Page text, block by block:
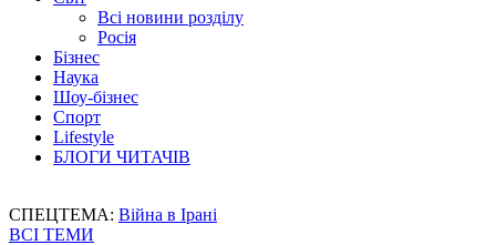
Всі новини розділу
Росія
Бізнес
Наука
Шоу-бізнес
Спорт
Lifestyle
БЛОГИ ЧИТАЧІВ
СПЕЦТЕМА: Війна в Ірані
ВСІ ТЕМИ